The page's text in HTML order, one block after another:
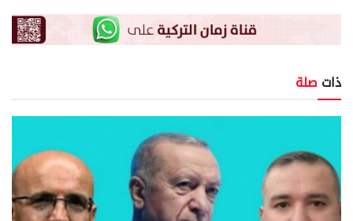
ذات صلة